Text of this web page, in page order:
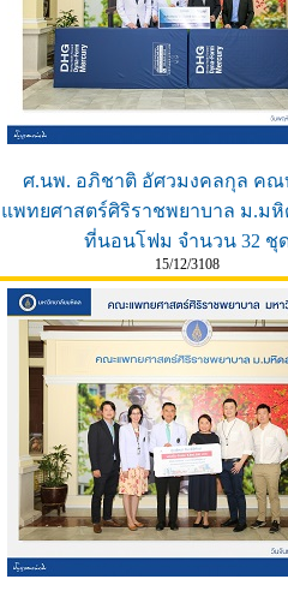
ศ.นพ. อภิชาติ อัศวมงคลกุล ค
แพทยศาสตร์ศิริราชพยาบาล ม.ม
ที่นอนโฟม จำนวน 32 ชุ
15/12/3108